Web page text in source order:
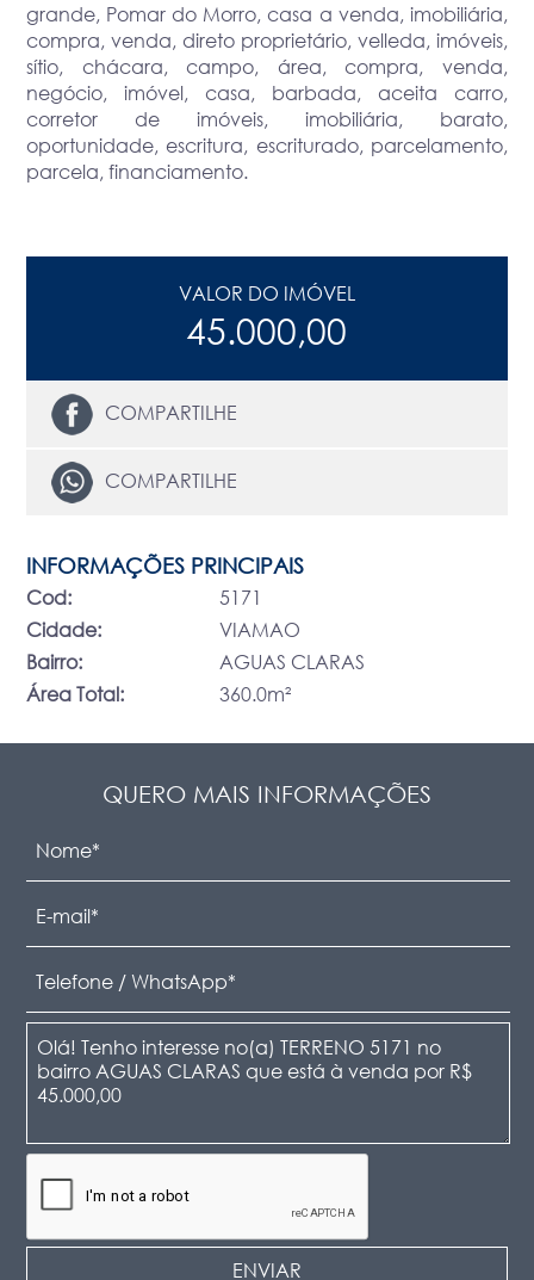
grande, Pomar do Morro, casa a venda, imobiliária,
compra, venda, direto proprietário, velleda, imóveis,
sítio, chácara, campo, área, compra, venda,
negócio, imóvel, casa, barbada, aceita carro,
corretor de imóveis, imobiliária, barato,
oportunidade, escritura, escriturado, parcelamento,
parcela, financiamento.
VALOR DO IMÓVEL
45.000,00
COMPARTILHE
COMPARTILHE
INFORMAÇÕES PRINCIPAIS
Cod:
5171
Cidade:
VIAMAO
Bairro:
AGUAS CLARAS
Área Total:
360.0m²
QUERO MAIS INFORMAÇÕES